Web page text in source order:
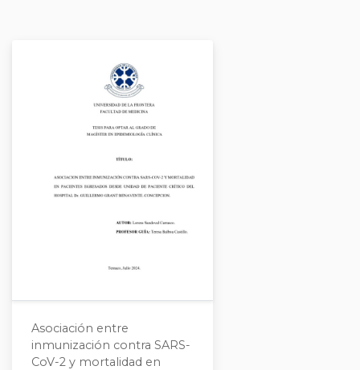
Asociación entre
inmunización contra SARS-
CoV-2 y mortalidad en